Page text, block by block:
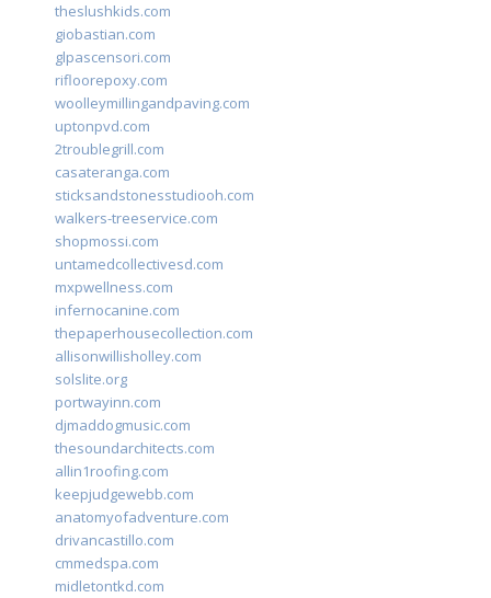
theslushkids.com
giobastian.com
glpascensori.com
rifloorepoxy.com
woolleymillingandpaving.com
uptonpvd.com
2troublegrill.com
casateranga.com
sticksandstonesstudiooh.com
walkers-treeservice.com
shopmossi.com
untamedcollectivesd.com
mxpwellness.com
infernocanine.com
thepaperhousecollection.com
allisonwillisholley.com
solslite.org
portwayinn.com
djmaddogmusic.com
thesoundarchitects.com
allin1roofing.com
keepjudgewebb.com
anatomyofadventure.com
drivancastillo.com
cmmedspa.com
midletontkd.com